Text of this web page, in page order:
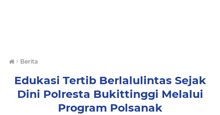
› Berita
Edukasi Tertib Berlalulintas Sejak
Dini Polresta Bukittinggi Melalui
Program Polsanak